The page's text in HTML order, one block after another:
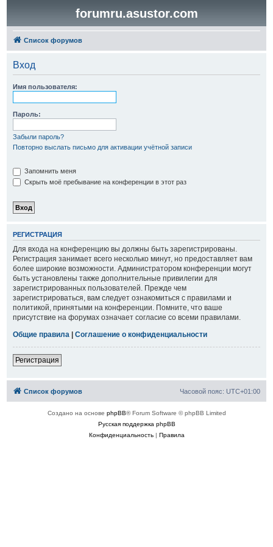
forumru.asustor.com
Список форумов
Вход
Имя пользователя:
Пароль:
Забыли пароль?
Повторно выслать письмо для активации учётной записи
Запомнить меня
Скрыть моё пребывание на конференции в этот раз
РЕГИСТРАЦИЯ
Для входа на конференцию вы должны быть зарегистрированы.
Регистрация занимает всего несколько минут, но предоставляет вам
более широкие возможности. Администратором конференции могут
быть установлены также дополнительные привилегии для
зарегистрированных пользователей. Прежде чем
зарегистрироваться, вам следует ознакомиться с правилами и
политикой, принятыми на конференции. Помните, что ваше
присутствие на форумах означает согласие со всеми правилами.
Общие правила | Соглашение о конфиденциальности
Регистрация
Список форумов Часовой пояс: UTC+01:00
Создано на основе phpBB® Forum Software © phpBB Limited
Русская поддержка phpBB
Конфиденциальность| Правила